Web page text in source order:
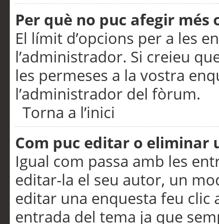
Per què no puc afegir més
El límit d’opcions per a les
l’administrador. Si creieu
les permeses a la vostra
l’administrador del fòrum.
Torna a l’inici
Com puc editar o eliminar
Igual com passa amb les
editar-la el seu autor, un
editar una enquesta feu clic
entrada del tema ja que